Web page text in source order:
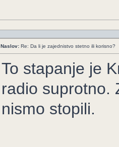
Naslov: Re: Da li je zajednistvo stetno ili korisno?
To stapanje je
radio suprotno.
nismo stopili.